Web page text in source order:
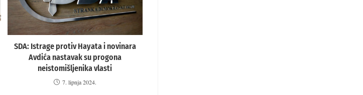
SDA: Istrage protiv Hayata i novinara
Avdića nastavak su progona
neistomišljenika vlasti
7. lipnja 2024.